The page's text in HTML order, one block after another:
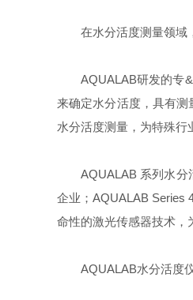
在水分活度测量领域
AQUALAB研发的专&
来确定水分活度，具有
水分活度测量，为特殊行
AQUALAB 系列水分
企业；AQUALAB Series
命性的激光传感器技术，
AQUALAB水分活度